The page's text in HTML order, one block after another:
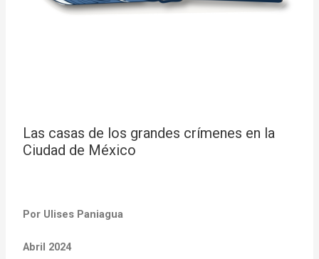
Las casas de los grandes crímenes en la
Ciudad de México
Por Ulises Paniagua
Abril 2024